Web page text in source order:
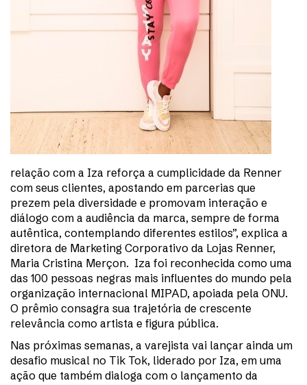
relação com a Iza reforça a cumplicidade da Renner
com seus clientes, apostando em parcerias que
prezem pela diversidade e promovam interação e
diálogo com a audiência da marca, sempre de forma
autêntica, contemplando diferentes estilos”, explica a
diretora de Marketing Corporativo da Lojas Renner,
Maria Cristina Merçon. Iza foi reconhecida como uma
das 100 pessoas negras mais influentes do mundo pela
organização internacional MIPAD, apoiada pela ONU.
O prêmio consagra sua trajetória de crescente
relevância como artista e figura pública.
Nas próximas semanas, a varejista vai lançar ainda um
desafio musical no Tik Tok, liderado por Iza, em uma
ação que também dialoga com o lançamento da